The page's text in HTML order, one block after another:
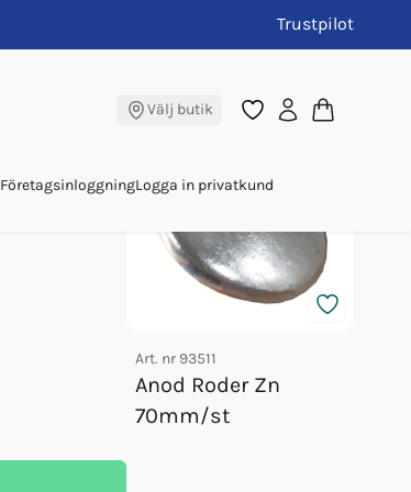
Trustpilot
Välj butik
FöretagsinloggningLogga in privatkund
Art. nr 93511
Anod Roder Zn
70mm/st